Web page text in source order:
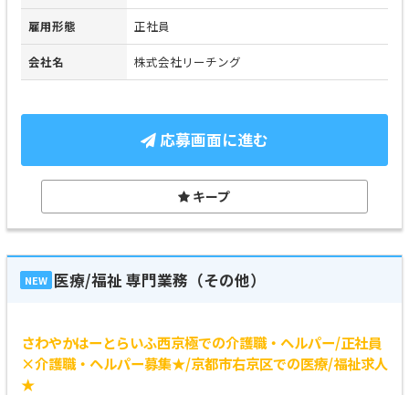
雇用形態 正社員
会社名 株式会社リーチング
応募画面に進む
キープ
NEW 医療/福祉 専門業務（その他）
さわやかはーとらいふ西京極での介護職・ヘルパー/正社員
×介護職・ヘルパー募集★/京都市右京区での医療/福祉求人
★